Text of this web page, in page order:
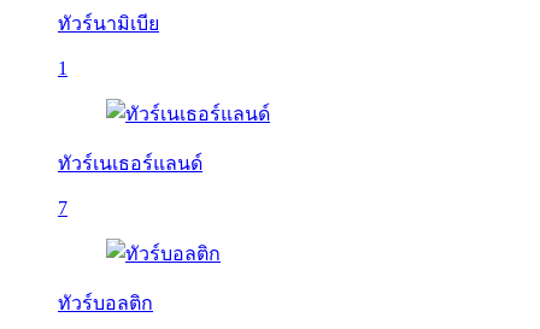
ทัวร์นามิเบีย
1
ทัวร์เนเธอร์แลนด์
7
ทัวร์บอลติก